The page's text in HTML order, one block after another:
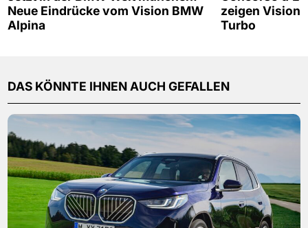
Neue Eindrücke vom Vision BMW
Alpina
zeigen Vision
Turbo
DAS KÖNNTE IHNEN AUCH GEFALLEN